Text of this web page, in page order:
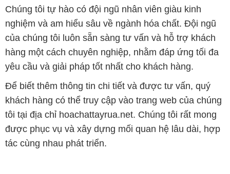
Chúng tôi tự hào có đội ngũ nhân viên giàu kinh
nghiệm và am hiểu sâu về ngành hóa chất. Đội ngũ
của chúng tôi luôn sẵn sàng tư vấn và hỗ trợ khách
hàng một cách chuyên nghiệp, nhằm đáp ứng tối đa
yêu cầu và giải pháp tốt nhất cho khách hàng.
Để biết thêm thông tin chi tiết và được tư vấn, quý
khách hàng có thể truy cập vào trang web của chúng
tôi tại địa chỉ hoachattayrua.net. Chúng tôi rất mong
được phục vụ và xây dựng mối quan hệ lâu dài, hợp
tác cùng nhau phát triển.